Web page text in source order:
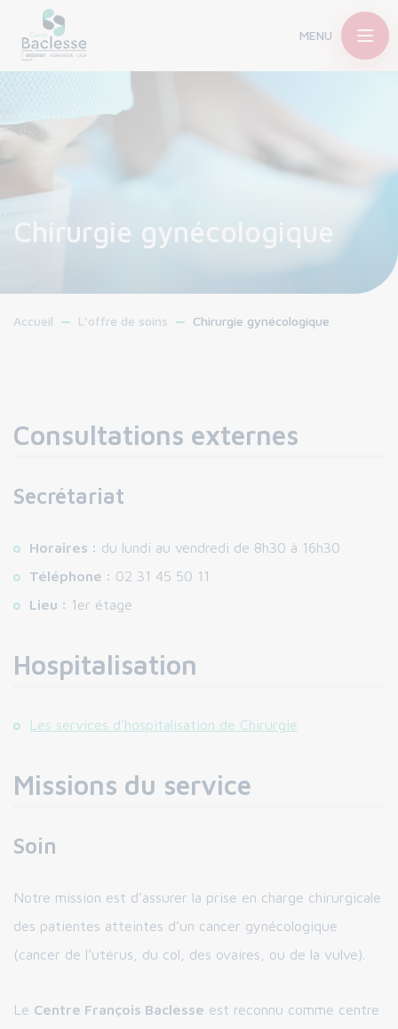
MENU
Chirurgie gynécologique
Accueil L’offre de soins Chirurgie gynécologique
Consultations externes
Secrétariat
Horaires : du lundi au vendredi de 8h30 à 16h30
Téléphone : 02 31 45 50 11
Lieu : 1er étage
Hospitalisation
Les services d’hospitalisation de Chirurgie
Missions du service
Soin
Notre mission est d’assurer la prise en charge chirurgicale
des patientes atteintes d’un cancer gynécologique
(cancer de l’utérus, du col, des ovaires, ou de la vulve).
Le Centre François Baclesse est reconnu comme centre